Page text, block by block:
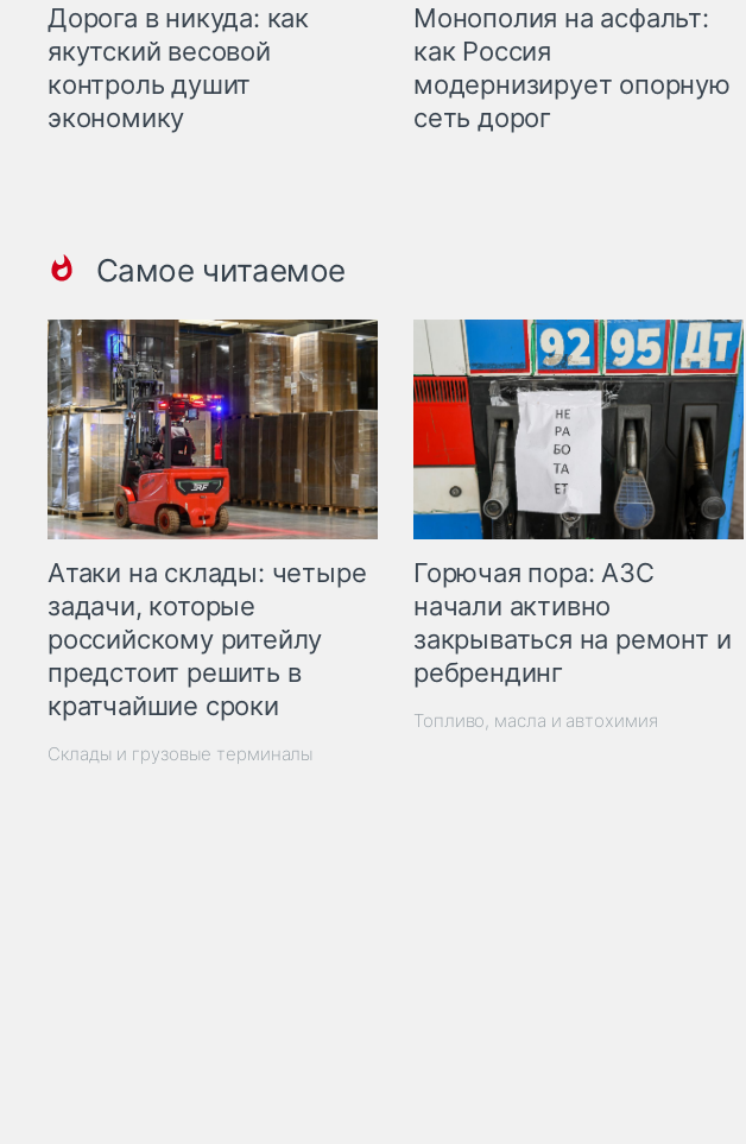
Дорога в никуда: как
якутский весовой
контроль душит
экономику
Монополия на асфальт:
как Россия
модернизирует опорную
сеть дорог
Самое читаемое
Атаки на склады: четыре
задачи, которые
российскому ритейлу
предстоит решить в
кратчайшие сроки
Склады и грузовые терминалы
Горючая пора: АЗС
начали активно
закрываться на ремонт и
ребрендинг
Топливо, масла и автохимия